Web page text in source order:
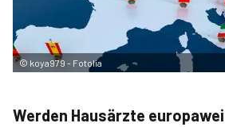
© koya979 - Fotolia
Werden Hausärzte